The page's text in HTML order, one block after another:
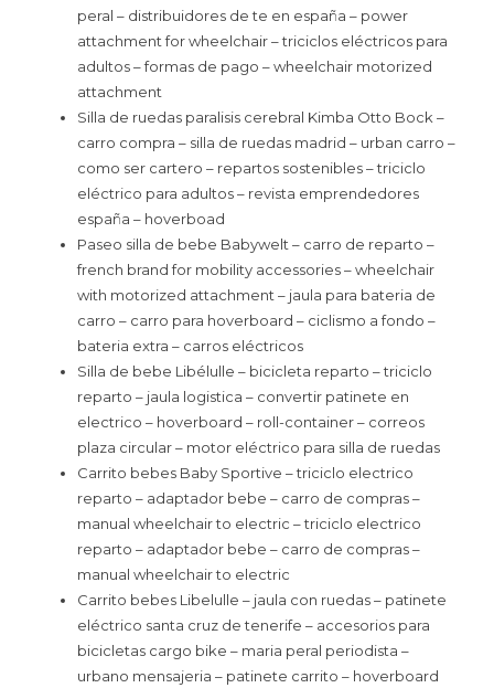
peral – distribuidores de te en españa – power
attachment for wheelchair – triciclos eléctricos para
adultos – formas de pago – wheelchair motorized
attachment
Silla de ruedas paralisis cerebral Kimba Otto Bock –
carro compra – silla de ruedas madrid – urban carro –
como ser cartero – repartos sostenibles – triciclo
eléctrico para adultos – revista emprendedores
españa – hoverboad
Paseo silla de bebe Babywelt – carro de reparto –
french brand for mobility accessories – wheelchair
with motorized attachment – jaula para bateria de
carro – carro para hoverboard – ciclismo a fondo –
bateria extra – carros eléctricos
Silla de bebe Libélulle – bicicleta reparto – triciclo
reparto – jaula logistica – convertir patinete en
electrico – hoverboard – roll-container – correos
plaza circular – motor eléctrico para silla de ruedas
Carrito bebes Baby Sportive – triciclo electrico
reparto – adaptador bebe – carro de compras –
manual wheelchair to electric – triciclo electrico
reparto – adaptador bebe – carro de compras –
manual wheelchair to electric
Carrito bebes Libelulle – jaula con ruedas – patinete
eléctrico santa cruz de tenerife – accesorios para
bicicletas cargo bike – maria peral periodista –
urbano mensajeria – patinete carrito – hoverboard